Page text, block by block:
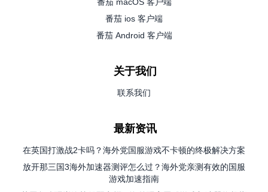
番茄 macOS 客户端
番茄 ios 客户端
番茄 Android 客户端
关于我们
联系我们
最新资讯
在英国打激战2卡吗？海外党国服游戏不卡顿的终极解决方案
放开那三国3海外加速器测评怎么过？海外党亲测有效的国服
游戏加速指南